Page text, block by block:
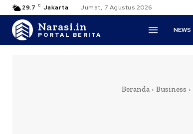
29.7 C Jakarta Jumat, 7 Agustus 2026
Narasi.in
PORTAL BERITA
NEWS
Beranda Business